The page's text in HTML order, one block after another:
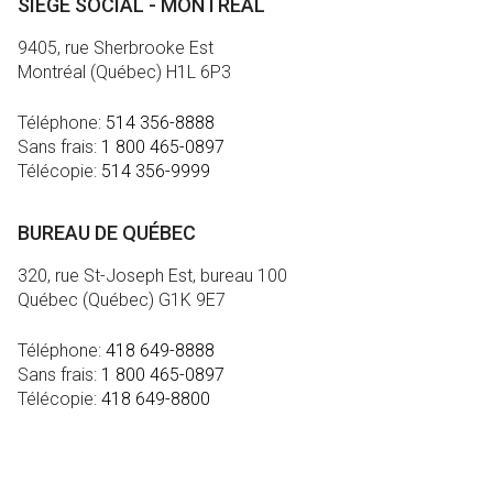
SIÈGE SOCIAL - MONTRÉAL
9405, rue Sherbrooke Est
Montréal (Québec) H1L 6P3
Téléphone: 514 356-8888
Sans frais: 1 800 465-0897
Télécopie: 514 356-9999
BUREAU DE QUÉBEC
320, rue St-Joseph Est, bureau 100
Québec (Québec) G1K 9E7
Téléphone: 418 649-8888
Sans frais: 1 800 465-0897
Télécopie: 418 649-8800